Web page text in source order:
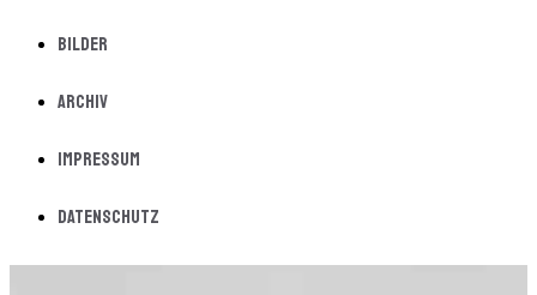
Bilder
Archiv
Impressum
Datenschutz